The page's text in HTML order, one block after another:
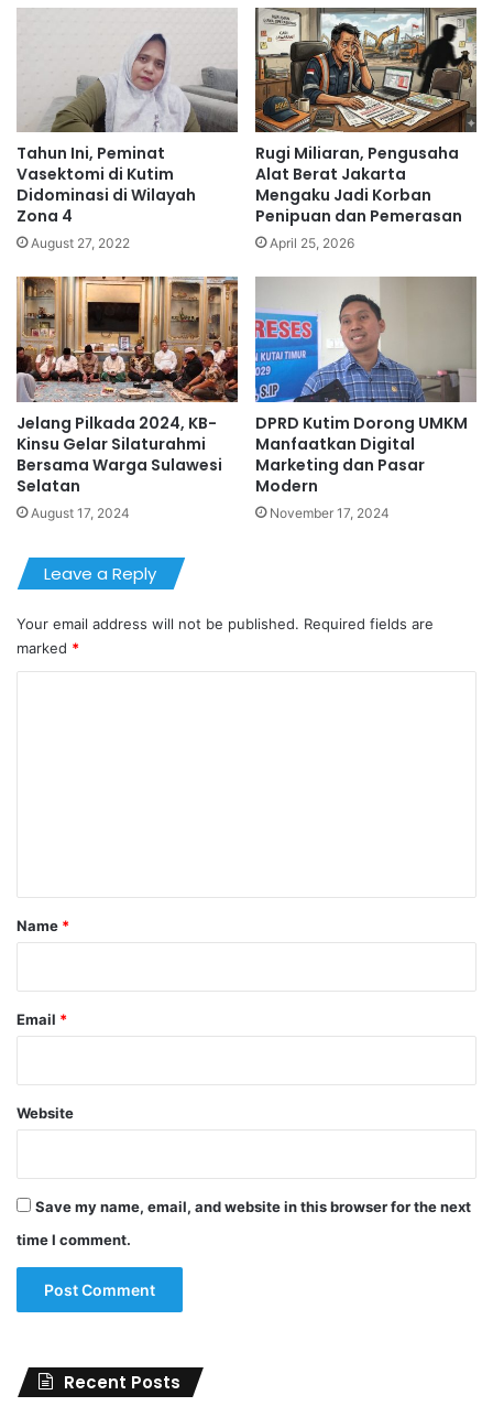
Tahun Ini, Peminat
Vasektomi di Kutim
Didominasi di Wilayah
Zona 4
August 27, 2022
Rugi Miliaran, Pengusaha
Alat Berat Jakarta
Mengaku Jadi Korban
Penipuan dan Pemerasan
April 25, 2026
Jelang Pilkada 2024, KB-
Kinsu Gelar Silaturahmi
Bersama Warga Sulawesi
Selatan
August 17, 2024
DPRD Kutim Dorong UMKM
Manfaatkan Digital
Marketing dan Pasar
Modern
November 17, 2024
Leave a Reply
Your email address will not be published. Required fields are
marked *
*
Name *
Email *
Website
Save my name, email, and website in this browser for the next
time I comment.
Recent Posts